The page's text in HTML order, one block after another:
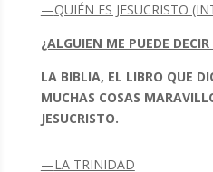
—QUIÉN ES JESUCRISTO
¿ALGUIEN ME PUEDE
LA BIBLIA, EL LIBRO QUE
MUCHAS COSAS
JESUCRISTO.
—LA TRINIDAD